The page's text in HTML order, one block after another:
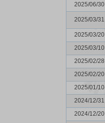
2025/06/30
2025/03/31
2025/03/20
2025/03/10
2025/02/28
2025/02/20
2025/01/10
2024/12/31
2024/12/20